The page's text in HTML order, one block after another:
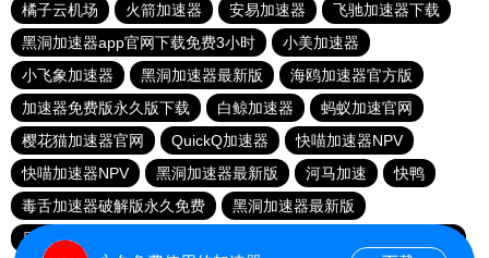
橘子云机场
火箭加速器 安易加速器
飞驰加速器下载
黑洞加速器app官网下载免费3小时
小美加速器
小飞象加速器
黑洞加速器最新版
海鸥加速器官方版
加速器免费版永久版下载
白鲸加速器
蚂蚁加速官网
樱花猫加速器官网
QuickQ加速器
快喵加速器NPV
快喵加速器NPV
黑洞加速器最新版 河马加速
快鸭
毒舌加速器破解版永久免费
黑洞加速器最新版
原子加速器永久免费版